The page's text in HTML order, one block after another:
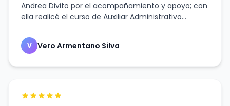
Andrea Divito por el acompañamiento y apoyo; con
ella realicé el curso de Auxiliar Administrativo
V Vero Armentano Silva